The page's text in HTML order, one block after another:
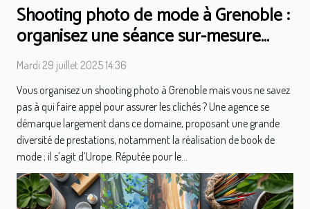
Shooting photo de mode à Grenoble :
organisez une séance sur-mesure
avec des pros !
Mardi 29 juillet 2025 14:36
Vous organisez un shooting photo à Grenoble mais vous ne savez
pas à qui faire appel pour assurer les clichés ? Une agence se
démarque largement dans ce domaine, proposant une grande
diversité de prestations, notamment la réalisation de book de
mode ; il s’agit d’Urope. Réputée pour le...